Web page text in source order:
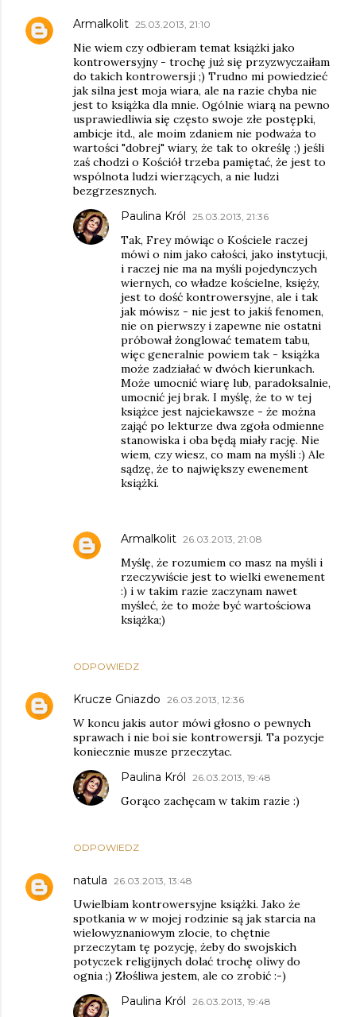
Armalkolit 25.03.2013, 21:10
Nie wiem czy odbieram temat książki jako
kontrowersyjny - trochę już się przyzwyczaiłam
do takich kontrowersji ;) Trudno mi powiedzieć
jak silna jest moja wiara, ale na razie chyba nie
jest to książka dla mnie. Ogólnie wiarą na pewno
usprawiedliwia się często swoje złe postępki,
ambicje itd., ale moim zdaniem nie podważa to
wartości "dobrej" wiary, że tak to określę ;) jeśli
zaś chodzi o Kościół trzeba pamiętać, że jest to
wspólnota ludzi wierzących, a nie ludzi
bezgrzesznych.
ODPOWIEDZ
Paulina Król 25.03.2013, 21:36
Tak, Frey mówiąc o Kościele raczej
mówi o nim jako całości, jako instytucji,
i raczej nie ma na myśli pojedynczych
wiernych, co władze kościelne, księży,
jest to dość kontrowersyjne, ale i tak
jak mówisz - nie jest to jakiś fenomen,
nie on pierwszy i zapewne nie ostatni
próbował żonglować tematem tabu,
więc generalnie powiem tak - książka
może zadziałać w dwóch kierunkach.
Może umocnić wiarę lub, paradoksalnie,
umocnić jej brak. I myślę, że to w tej
książce jest najciekawsze - że można
zająć po lekturze dwa zgoła odmienne
stanowiska i oba będą miały rację. Nie
wiem, czy wiesz, co mam na myśli :) Ale
sądzę, że to największy ewenement
książki.
Armalkolit 26.03.2013, 21:08
Myślę, że rozumiem co masz na myśli i
rzeczywiście jest to wielki ewenement
:) i w takim razie zaczynam nawet
myśleć, że to może być wartościowa
książka;)
Krucze Gniazdo 26.03.2013, 12:36
W koncu jakis autor mówi głosno o pewnych
sprawach i nie boi sie kontrowersji. Ta pozycje
koniecznie musze przeczytac.
ODPOWIEDZ
Paulina Król 26.03.2013, 19:48
Gorąco zachęcam w takim razie :)
natula 26.03.2013, 13:48
Uwielbiam kontrowersyjne książki. Jako że
spotkania w w mojej rodzinie są jak starcia na
wielowyznaniowym zlocie, to chętnie
przeczytam tę pozycję, żeby do swojskich
potyczek religijnych dolać trochę oliwy do
ognia ;) Złośliwa jestem, ale co zrobić :-)
Paulina Król 26.03.2013, 19:48